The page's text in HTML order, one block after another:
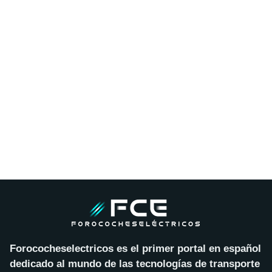
Forococheselectricos es el primer portal en español
dedicado al mundo de las tecnologías de transporte